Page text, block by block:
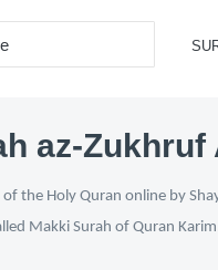
az-
the Holy Quran online by
Makki Surah of Quran